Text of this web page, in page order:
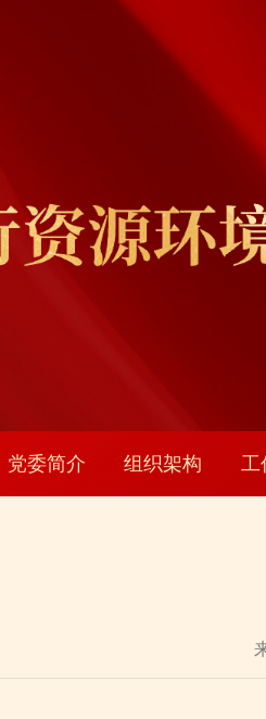
党委简介 组织架构 工